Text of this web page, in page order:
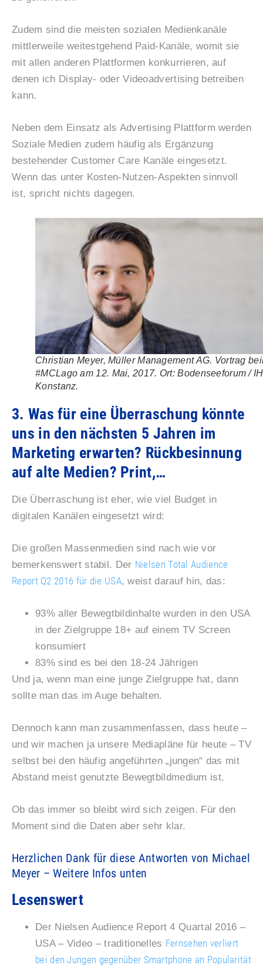
Zudem sind die meisten sozialen Medienkanäle
mittlerweile weitestgehend Paid-Kanäle, womit sie
mit allen anderen Plattformen konkurrieren, auf
denen ich Display- oder Videoadvertising betreiben
kann.
Neben dem Einsatz als Advertising Plattform werden
Soziale Medien zudem häufig als Ergänzung
bestehender Customer Care Kanäle eingesetzt.
Wenn das unter Kosten-Nutzen-Aspekten sinnvoll
ist, spricht nichts dagegen.
Christian Meyer, Müller Management AG. Vortrag
#MCLago am 12. Mai, 2017. Ort: Bodenseeforum /
Konstanz.
3. Was für eine Überraschung könnte
uns in den nächsten 5 Jahren im
Marketing erwarten? Rückbesinnung
auf alte Medien? Print,…
Die Überraschung ist eher, wie viel Budget in
digitalen Kanälen eingesetzt wird:
Die großen Massenmedien sind nach wie vor
bemerkenswert stabil. Der Nielsen Total Audience
Report Q2 2016 für die USA, weist darauf hin, das:
93% aller Bewegtbildinhalte wurden in den USA
in der Zielgruppe 18+ auf einem TV Screen
konsumiert
83% sind es bei den 18-24 Jährigen
Und ja, wenn man eine junge Zielgruppe hat, dann
sollte man das im Auge behalten.
Dennoch kann man zusammenfassen, dass heute –
und wir machen ja unsere Mediapläne für heute – TV
selbst bei den häufig angeführten „jungen“ das mit
Abstand meist genutzte Bewegtbildmedium ist.
Ob das immer so bleibt wird sich zeigen. Für den
Moment sind die Daten aber sehr klar.
Herzlichen Dank für diese Antworten von Michael
Meyer – Weitere Infos unten
Lesenswert
Der Nielsen Audience Report 4 Quartal 2016 –
USA – Video – traditionelles Fernsehen verliert
bei den Jungen gegenüber Smartphone an Popularität